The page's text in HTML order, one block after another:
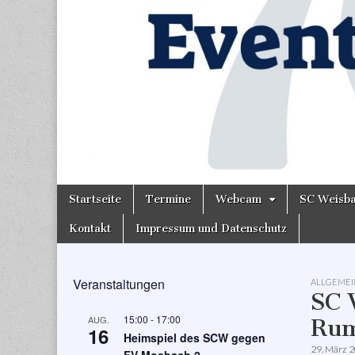
Main
Skip
content
Startseite Termine Webcam SC
Kontakt Impressum und Datenschutz
SC
29. März
Veranstaltungen
AUG.
16
15:00 - 17:00
Heimspiel des SCW gegen